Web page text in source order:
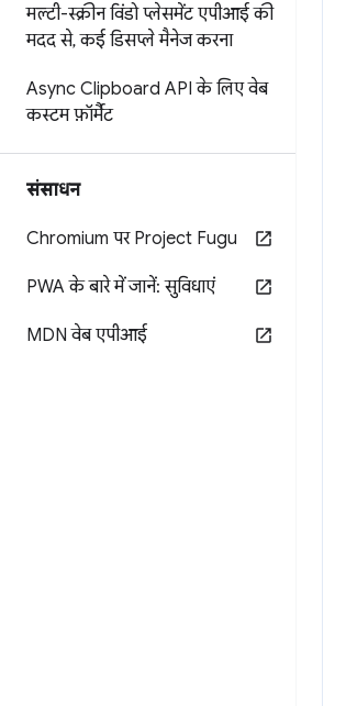
मल्टी-स्क्रीन विंडो प्लेसमेंट एपीआई की
मदद से,कई डिसप्ले मैनेज करना
Async Clipboard API के लिए वेब
कस्टम फ़ॉर्मैट
संसाधन
Chromium पर Project Fugu
PWA के बारे में जानें: सुविधाएं
MDN वेब एपीआई